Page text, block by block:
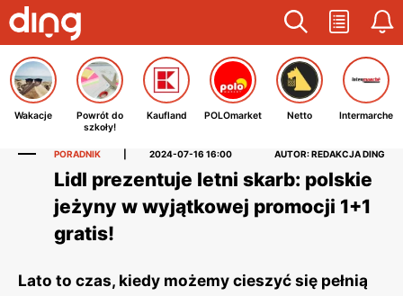
Wakacje
Powrót do
szkoły!
Kaufland POLOmarket Netto Intermarche
PORADNIK 2024-07-16 16:00 AUTOR: REDAKCJA DING
Lidl prezentuje letni skarb: polskie
jeżyny w wyjątkowej promocji 1+1
gratis!
Lato to czas, kiedy możemy cieszyć się pełnią